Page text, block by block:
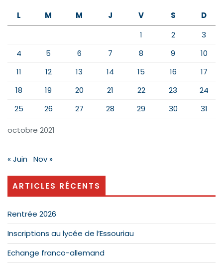
octobre 2021
L M M J V S
D
1
2
3
4
5 6 7 8 9
10
11
12 13 14 15 16
17
18
19 20 21 22 23
24
25
26 27 28 29 30 31
« Juin Nov »
ARTICLES RÉCENTS
Rentrée 2026
Inscriptions au lycée de l’Essouriau
Echange franco-allemand